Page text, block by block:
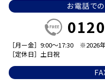
お電話で
［月ー金］9:00～17:30
※2026
［定休日］土日祝